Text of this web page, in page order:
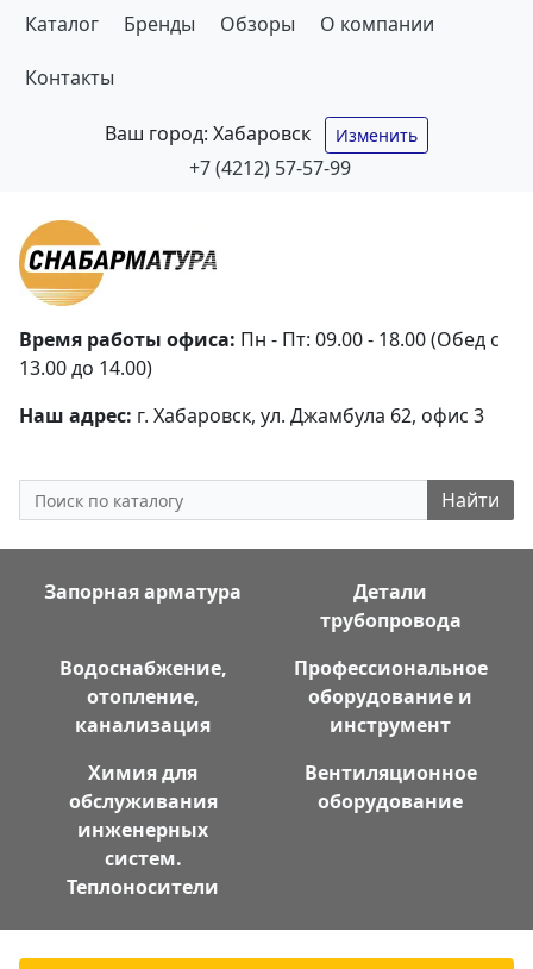
Каталог Бренды Обзоры О компании
Контакты
Ваш город: Хабаровск Изменить
+7 (4212) 57-57-99
Время работы офиса: Пн - Пт: 09.00 - 18.00 (Обед с
13.00 до 14.00)
Наш адрес: г. Хабаровск, ул. Джамбула 62, офис 3
Найти
Запорная арматура
Детали
трубопровода
Водоснабжение,
отопление,
канализация
Профессиональное
оборудование и
инструмент
Химия для
обслуживания
инженерных
систем.
Теплоносители
Вентиляционное
оборудование